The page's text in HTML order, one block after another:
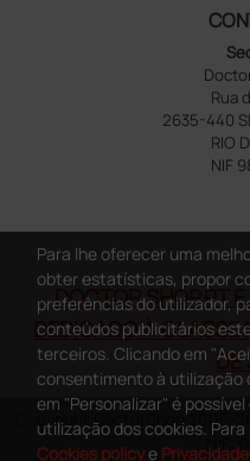
Rua
2635-440
RIO
NIF
DOCTOR SHOP.PT É
DEDICADO À CLASSE
DE
Copyright DoctorShop 2005-
NIF:
Para lhe oferecer uma
obter estatísticas, propor
preferências do utilizador,
conteúdos publicitários
terceiros. Clicando em
consentimento à utilização
em "Personalizar" é
utilização dos cookies.
Cookies policye Privacidade